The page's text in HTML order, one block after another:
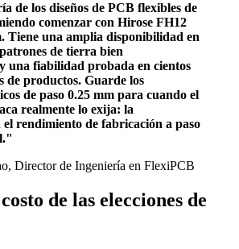
de los diseños de PCB flexibles de
comenzar con Hirose FH12
Tiene una amplia disponibilidad en
de tierra bien
una fiabilidad probada en cientos
de productos. Guarde los
de paso 0.25 mm para cuando el
realmente lo exija: la
el rendimiento de fabricación a paso
Director de Ingeniería en FlexiPCB
de las elecciones de